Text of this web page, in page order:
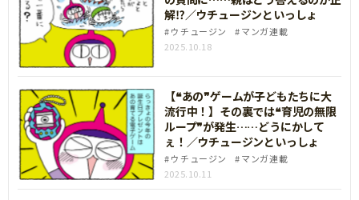
解⁉／ウチュージンといっしょ
ウチュージン
マンガ連載
2025.10.18
【❝あの❞ゲームが子どもたちに大
流行中！】その裏では❝育児の無限
ループ❞が発生……どうにかして
ぇ！／ウチュージンといっしょ
ウチュージン
マンガ連載
2025.10.11